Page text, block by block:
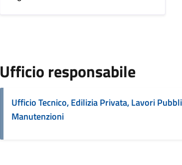
Ufficio responsabile
Ufficio Tecnico, Edilizia Privata, Lavori
Manutenzioni